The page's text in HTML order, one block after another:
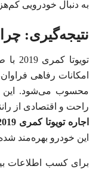
به دنبال خودرویی
نتیجه‌گیری: چرا
امکانات رفاهی
محسوب می‌شود. این
راحت و اقتصادی از
اجاره تویوتا کمری 2019
این خودرو بهره‌مند
برای کسب اطلاعات